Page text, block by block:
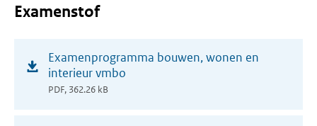
Examenstof
Examenprogramma bouwen, wonen en
interieur vmbo
PDF, 362.26 kB